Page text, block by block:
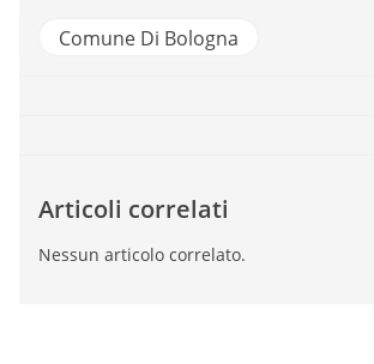
Comune Di Bologna
Articoli correlati
Nessun articolo correlato.